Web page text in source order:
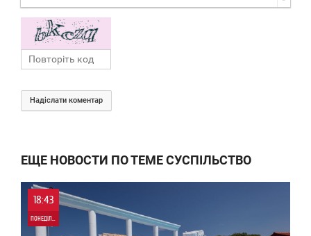
Надіслати коментар
ЕЩЕ НОВОСТИ ПО ТЕМЕ СУСПІЛЬСТВО
18:43
ПОНЕДІЛОК